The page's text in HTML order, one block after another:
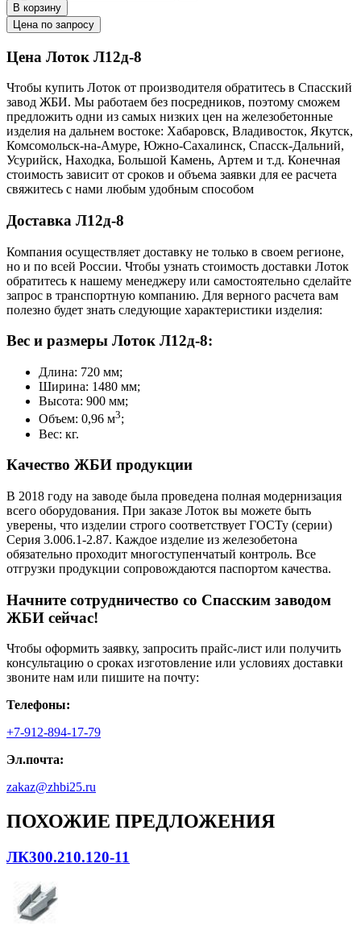
В корзину
Цена по запросу
Цена Лоток Л12д-8
Чтобы купить Лоток от производителя обратитесь в Cпасский
завод ЖБИ. Мы работаем без посредников, поэтому сможем
предложить одни из самых низких цен на железобетонные
изделия на дальнем востоке: Хабаровск, Владивосток, Якутск,
Комсомольск-на-Амуре, Южно-Сахалинск, Спасск-Дальний,
Усурийск, Находка, Большой Камень, Артем и т.д. Конечная
стоимость зависит от сроков и объема заявки для ее расчета
свяжитесь с нами любым удобным способом
Доставка Л12д-8
Компания осуществляет доставку не только в своем регионе,
но и по всей России. Чтобы узнать стоимость доставки Лоток
обратитесь к нашему менеджеру или самостоятельно сделайте
запрос в транспортную компанию. Для верного расчета вам
полезно будет знать следующие характеристики изделия:
Вес и размеры Лоток Л12д-8:
Длина: 720 мм;
Ширина: 1480 мм;
Высота: 900 мм;
Объем: 0,96 м3;
Вес: кг.
Качество ЖБИ продукции
В 2018 году на заводе была проведена полная модернизация
всего оборудования. При заказе Лоток вы можете быть
уверены, что изделии строго соответствует ГОСТу (серии)
Серия 3.006.1-2.87. Каждое изделие из железобетона
обязательно проходит многоступенчатый контроль. Все
отгрузки продукции сопровождаются паспортом качества.
Начните сотрудничество со Cпасским заводом
ЖБИ сейчас!
Чтобы оформить заявку, запросить прайс-лист или получить
консультацию о сроках изготовление или условиях доставки
звоните нам или пишите на почту:
Телефоны:
+7-912-894-17-79
Эл.почта:
zakaz@zhbi25.ru
ПОХОЖИЕ ПРЕДЛОЖЕНИЯ
ЛК300.210.120-11